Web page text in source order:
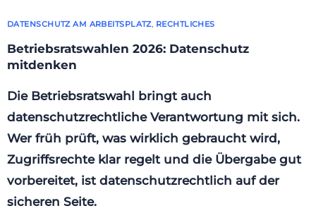
DATENSCHUTZ AM ARBEITSPLATZ, RECHTLICHES
Betriebsratswahlen 2026: Datenschutz
mitdenken
Die Betriebsratswahl bringt auch
datenschutzrechtliche Verantwortung mit sich.
Wer früh prüft, was wirklich gebraucht wird,
Zugriffsrechte klar regelt und die Übergabe gut
vorbereitet, ist datenschutzrechtlich auf der
sicheren Seite.